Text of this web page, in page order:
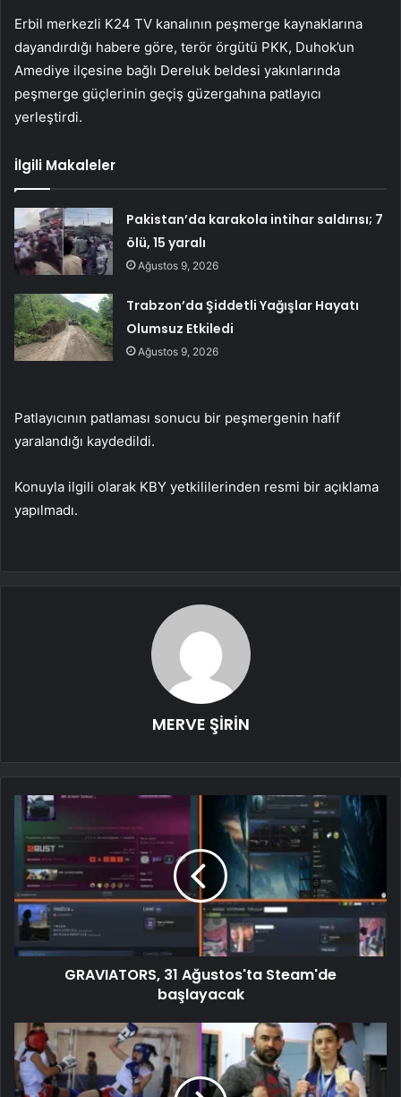
Erbil merkezli K24 TV kanalının peşmerge kaynaklarına
dayandırdığı habere göre, terör örgütü PKK, Duhok’un
Amediye ilçesine bağlı Dereluk beldesi yakınlarında
peşmerge güçlerinin geçiş güzergahına patlayıcı
yerleştirdi.
İlgili Makaleler
Pakistan’da karakola intihar saldırısı; 7
ölü, 15 yaralı
Ağustos 9, 2026
Trabzon’da Şiddetli Yağışlar Hayatı
Olumsuz Etkiledi
Ağustos 9, 2026
Patlayıcının patlaması sonucu bir peşmergenin hafif
yaralandığı kaydedildi.
Konuyla ilgili olarak KBY yetkililerinden resmi bir açıklama
yapılmadı.
MERVE ŞİRİN
GRAVIATORS, 31 Ağustos'ta Steam'de
başlayacak